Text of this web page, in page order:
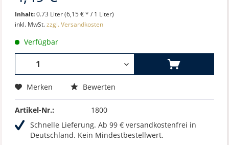
Inhalt:0.73 Liter (6,15 € * / 1 Liter)
inkl. MwSt.zzgl. Versandkosten
Verfügbar
Merken Bewerten
Artikel-Nr.:
1800
Schnelle Lieferung. Ab 99 € versandkostenfrei in
Deutschland. Kein Mindestbestellwert.